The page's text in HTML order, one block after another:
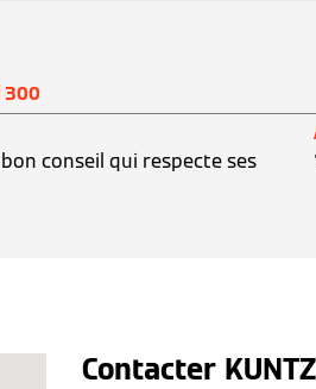
300
conseil qui respecte ses
Contacter